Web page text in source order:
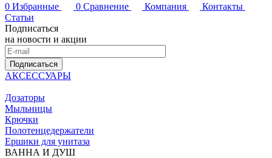
0 Избранные 0 Сравнение Компания
Контакты
Статьи
Подписаться
на новости и акции
Подписаться
АКСЕССУАРЫ
Дозаторы
Мыльницы
Крючки
Полотенцедержатели
Ершики для унитаза
ВАННА И ДУШ